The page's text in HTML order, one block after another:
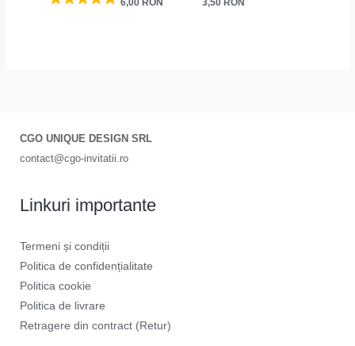
CGO UNIQUE DESIGN SRL
contact@cgo-invitatii.ro
Linkuri importante
Termeni și condiții
Politica de confidențialitate
Politica cookie
Politica de livrare
Retragere din contract (Retur)